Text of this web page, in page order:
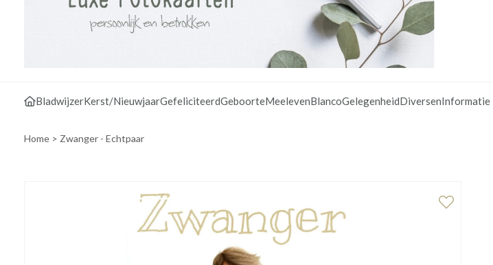
BladwijzerKerst/NieuwjaarGefeliciteerdGeboorteMeelevenBlancoGelegenheidDiversenInformatie
Home > Zwanger - Echtpaar